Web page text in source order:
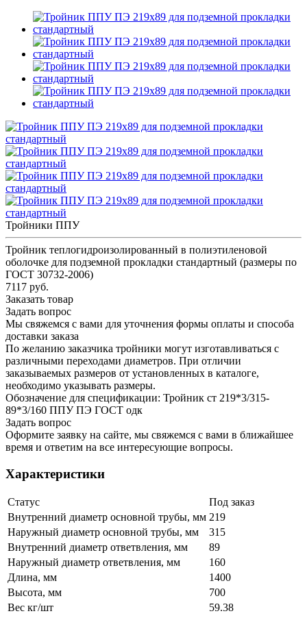
Тройники ППУ
Тройник теплогидроизолированный в полиэтиленовой
оболочке для подземной прокладки стандартный (размеры по
ГОСТ 30732-2006)
7117 руб.
Заказать товар
Задать вопрос
Мы свяжемся с вами для уточнения формы оплаты и способа
доставки заказа
По желанию заказчика тройники могут изготавливаться с
различными переходами диаметров. При отличии
заказываемых размеров от установленных в каталоге,
необходимо указывать размеры.
Обозначение для спецификации: Тройник ст 219*3/315-
89*3/160 ППУ ПЭ ГОСТ одк
Задать вопрос
Оформите заявку на сайте, мы свяжемся с вами в ближайшее
время и ответим на все интересующие вопросы.
Характеристики
Статус
Под заказ
Внутренний диаметр основной трубы, мм 219
Наружный диаметр основной трубы, мм
315
Внутренний диаметр ответвления, мм
89
Наружный диаметр ответвления, мм
160
Длина, мм
1400
Высота, мм
700
Вес кг/шт
59.38